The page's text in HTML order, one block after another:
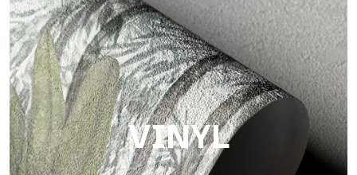
Touch
Oberfläche mit faseriger und unregelmäßiger Struktur und
einer weichen Textur, die Wärme und Authentizität vermittelt.
VINYL